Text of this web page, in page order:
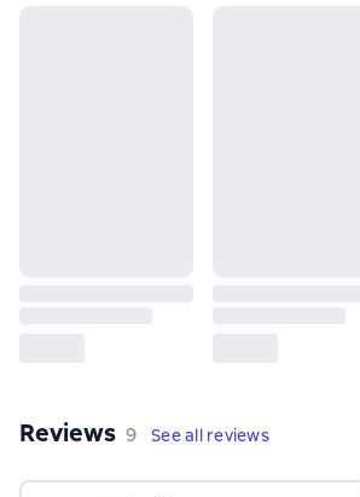
Reviews 9 reviews
9 See all reviews